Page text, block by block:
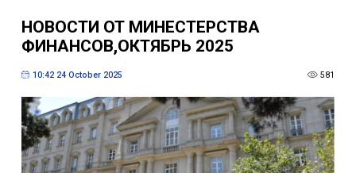
НОВОСТИ ОТ МИНЕСТЕРСТВА
ФИНАНСОВ,ОКТЯБРЬ 2025
10:42 24 October 2025 581